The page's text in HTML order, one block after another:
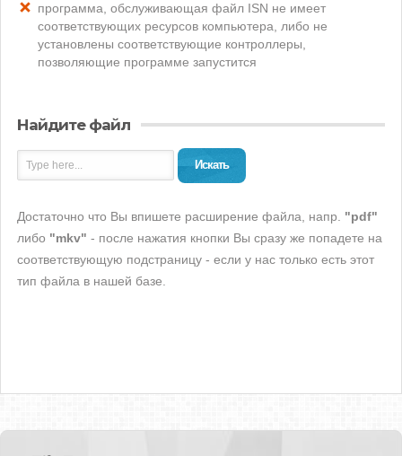
программа, обслуживающая файл ISN не имеет
соответствующих ресурсов компьютера, либо не
установлены соответствующие контроллеры,
позволяющие программе запустится
Найдите файл
Искать
Достаточно что Вы впишете расширение файла, напр. "pdf"
либо "mkv" - после нажатия кнопки Вы сразу же попадете на
соответствующую подстраницу - если у нас только есть этот
тип файла в нашей базе.